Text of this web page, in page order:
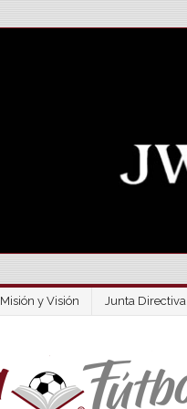
Misión y Visión Junta Directiva